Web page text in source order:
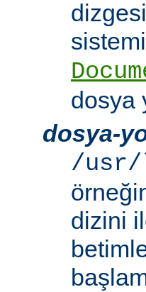
dosya
dosya-
/usr/
dizini